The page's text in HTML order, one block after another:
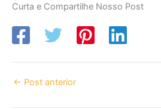
Curta e Compartilhe Nosso Post
← Post anterior